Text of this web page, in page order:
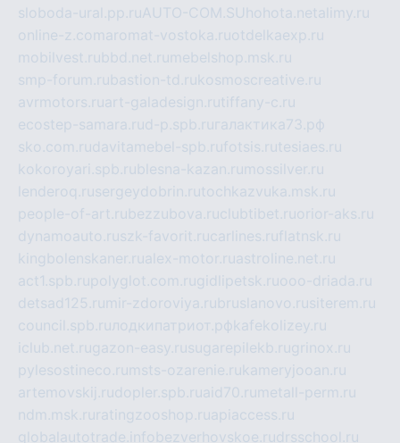
sloboda-ural.pp.ruAUTO-COM.SU hohota.net alimy.ru
online-z.comaromat-vostoka.ruotdelkaexp.ru
mobilvest.rubbd.net.ru mebelshop.msk.ru
smp-forum.rubastion-td.rukosmoscreative.ru
avrmotors.ruart-galadesign.rutiffany-c.ru
ecostep-samara.rud-p.spb.ru галактика73.рф
sko.com.rudavitamebel-spb.rufotsis.rutesiaes.ru
kokoroyari.spb.rublesna-kazan.ru mossilver.ru
lenderoq.rusergeydobrin.rutochkazvuka.msk.ru
people-of-art.rubezzubova.ruclubtibet.ruorior-aks.ru
dynamoauto.ruszk-favorit.rucarlines.ruflatnsk.ru
kingbolenskaner.rualex-motor.ruastroline.net.ru
act1.spb.rupolyglot.com.rugidlipetsk.ruooo-driada.ru
detsad125.ru mir-zdoroviya.rubruslanovo.rusiterem.ru
council.spb.ruлодкипатриот.рфkafekolizey.ru
iclub.net.rugazon-easy.rusugarepilekb.rugrinox.ru
pylesostineco.ru msts-ozarenie.rukameryjooan.ru
artemovskij.rudopler.spb.ruaid70.ru metall-perm.ru
ndm.msk.ru ratingzooshop.ruapiaccess.ru
globalautotrade.info bezverhovskoe.rudrsschool.ru